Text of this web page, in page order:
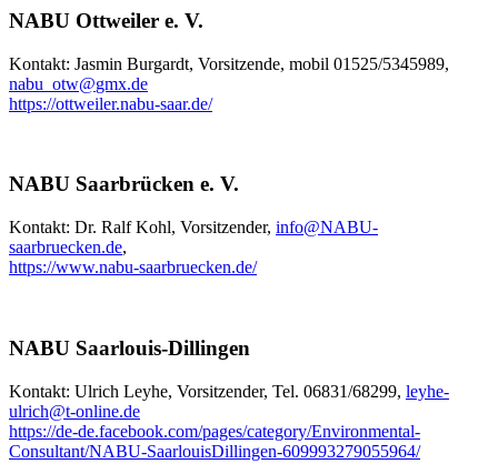
NABU Ottweiler e. V.
Kontakt: Jasmin Burgardt, Vorsitzende, mobil 01525/5345989,
nabu_otw@gmx.de
https://ottweiler.nabu-saar.de/
NABU Saarbrücken e. V.
Kontakt: Dr. Ralf Kohl, Vorsitzender, info@NABU-
saarbruecken.de,
https://www.nabu-saarbruecken.de/
NABU Saarlouis-Dillingen
Kontakt: Ulrich Leyhe, Vorsitzender, Tel. 06831/68299, leyhe-
ulrich@t-online.de
https://de-de.facebook.com/pages/category/Environmental-
Consultant/NABU-SaarlouisDillingen-609993279055964/